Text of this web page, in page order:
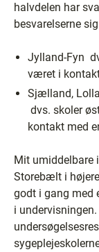
halvdelen har
besvarelserne
Jylland-Fyn
været i
Sjælland,
dvs. skoler
kontakt med
Mit umiddelbare
Storebælt i
godt i gang med
i